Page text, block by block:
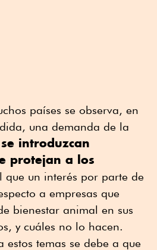
países se observa, en
una demanda de la
se introduzcan
protejan a los
que un interés por parte de
a empresas que
bienestar animal en sus
y cuáles no lo hacen.
estos temas se debe a que